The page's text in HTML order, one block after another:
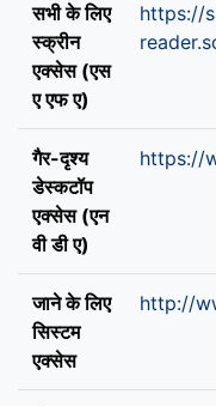
सभी के लिए
स्क्रीन
एक्सेस (एस
ए एफ ए)
https://
गैर-दृश्य
डेस्कटॉप
एक्सेस (एन
वी डी ए)
https://
जाने के लिए
सिस्टम
एक्सेस
http://